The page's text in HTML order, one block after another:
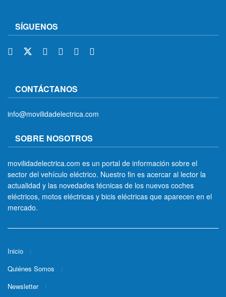
SÍGUENOS
CONTÁCTANOS
info@movilidadelectrica.com
SOBRE NOSOTROS
movilidadelectrica.com es un portal de información sobre el
sector del vehículo eléctrico. Nuestro fin es acercar al lector la
actualidad y las novedades técnicas de los nuevos coches
eléctricos, motos eléctricas y bicis eléctricas que aparecen en el
mercado.
Inicio
Quiénes Somos
Newsletter